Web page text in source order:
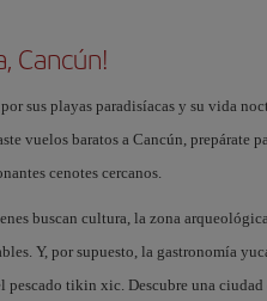
Cancún!
sus playas paradisíacas y su vida
vuelos baratos a Cancún, prepárate
cenotes cercanos.
buscan cultura, la zona
Y, por supuesto, la gastronomía
pescado tikin xic. Descubre una